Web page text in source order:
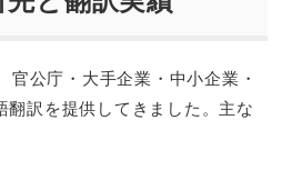
公庁・大手企業・中小企業・
翻訳を提供してきました。主な